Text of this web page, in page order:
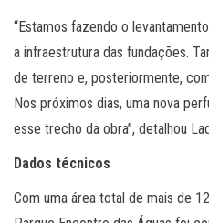
“Estamos fazendo o
a infraestrutura das fundações.
de terreno e, posteriormente,
Nos próximos dias, uma nova
esse trecho da obra”, detalhou
Dados técnicos
Com uma área total de mais de